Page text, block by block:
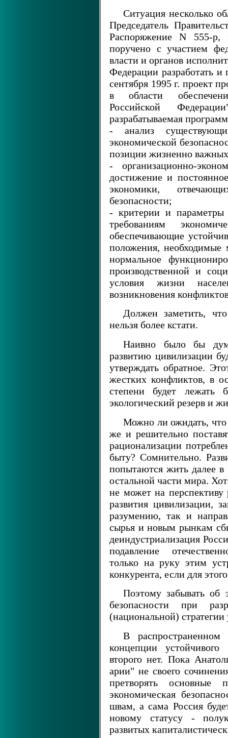
Ситуация несколько
Председатель
Распоряжение N 555-
поручено с участием
власти и органов
Федерации разработать
сентября 1995 г. проект
в области
Российской
разрабатываемая
- анализ
экономической
позиции жизненно
- организационно-
достижение и
экономики,
безопасности;
- критерии и параметры
требованиям
обеспечивающие
положения, необходимые
нормальное
производственной и
условия жизни
возникновения
Должен заметить,
нельзя более кстати.
Наивно было бы
развитию цивилизации
утверждать обратное.
жестких конфликтов, в
степени будет лежать
экологический резерв и
Можно ли ожидать, что
же и решительно
рационализации
быту? Сомнительно.
попытаются жить далее в
остальной части мира.
не может на перспективу
развития цивилизации,
разумению, так и
сырья и новым рынкам
деиндустриализация
подавление
только на руку этим
конкурента, если для
Поэтому забывать об
безопасности при
(национальной)
В
концепции
второго нет. Пока
арии" не своего
претворять
экономическая
швам, а сама Россия
новому статусу -
развитых